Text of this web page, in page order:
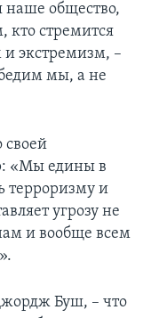
общество,
кто стремится
и экстремизм, –
мы, а не
своей
«Мы едины в
терроризму и
угрозу не
и вообще всем
Буш, – что